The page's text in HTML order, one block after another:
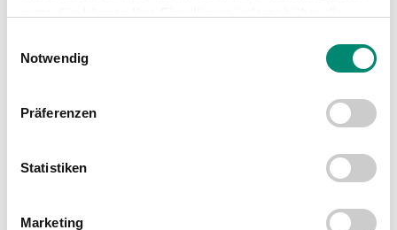
Trigger Symbol ändern oder widerrufen
Erfahren Sie mehr darüber, wie Ihre persönlichen Daten
verarbeitet werden, und legen Sie Ihre Präferenzen im
Wir verwenden Cookies, um Inhalte und Anzeigen zu
zu können und die Zugriffe auf unsere Website zu
Notwendig
Präferenzen
Statistiken
Marketing